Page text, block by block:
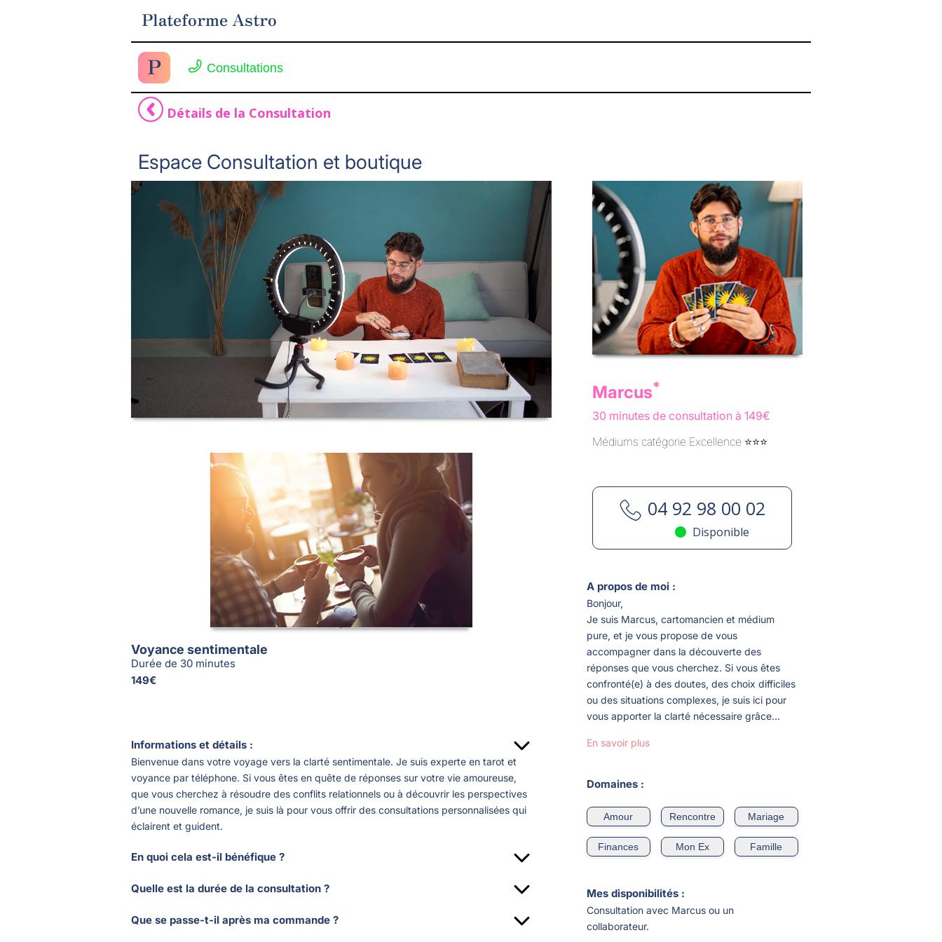
Plateforme Astro
P Consultations
Détails de la Consultation
Espace Consultation et boutique
Voyance sentimentale
Durée de 30 minutes
149€
Informations et détails :
Bienvenue dans votre voyage vers la clarté sentimentale. Je suis experte en tarot et
voyance par téléphone. Si vous êtes en quête de réponses sur votre vie amoureuse,
que vous cherchez à résoudre des conflits relationnels ou à découvrir les perspectives
d’une nouvelle romance, je suis là pour vous offrir des consultations personnalisées qui
éclairent et guident.
En quoi cela est-il bénéfique ?
tarot et en clairvoyance pour déchiffrer les complexités de vos relations sentimentales.
unique, vous aidant à comprendre les dynamiques à l'œuvre et à prendre les
Quelle est la durée de la consultation ?
analyse approfondie et un conseil efficace. Ce cadre permet de couvrir tous les
Que se passe-t-il après ma commande ?
Marcus*
30 minutes de consultation à 149€
Médiums catégorie Excellence ⭐️⭐️⭐️
04 92 98 00 02
Disponible
A propos de moi :
Bonjour,
Je suis Marcus, cartomancien et médium
pure, et je vous propose de vous
accompagner dans la découverte des
réponses que vous cherchez. Si vous êtes
confronté(e) à des doutes, des choix difficiles
ou des situations complexes, je suis ici pour
vous apporter la clarté nécessaire grâce...
En savoir plus
Domaines :
Amour Rencontre Mariage
Finances Mon Ex Famille
Mes disponibilités :
Consultation avec Marcus ou un
collaborateur.